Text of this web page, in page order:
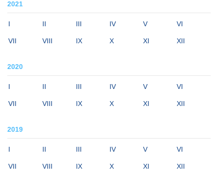
2021
I II III IV V VI
VII VIII IX X XI XII
2020
I II III IV V VI
VII VIII IX X XI XII
2019
I II III IV V VI
VII VIII IX X XI XII